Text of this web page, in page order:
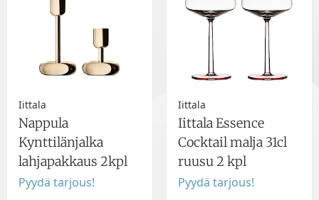
Iittala
Nappula
Kynttilänjalka
lahjapakkaus 2kpl
Pyydä tarjous!
Iittala
Iittala Essence
Cocktail malja 31cl
ruusu 2 kpl
Pyydä tarjous!